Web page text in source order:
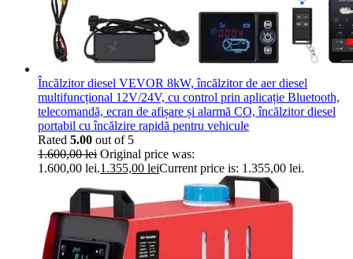
Încălzitor diesel VEVOR 8kW, încălzitor de aer diesel
multifuncțional 12V/24V, cu control prin aplicație Bluetooth,
telecomandă, ecran de afișare și alarmă CO, încălzitor diesel
portabil cu încălzire rapidă pentru vehicule
Rated 5.00 out of 5
1.600,00lei Original price was:
1.600,00 lei.1.355,00 leiCurrent price is: 1.355,00 lei.